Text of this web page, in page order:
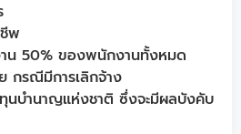
พ
น 50% ของพนักงานทั้งหมด
กรณีมีการเลิกจ้าง
นบำนาญแห่งชาติ ซึ่งจะมีผลบังคับ